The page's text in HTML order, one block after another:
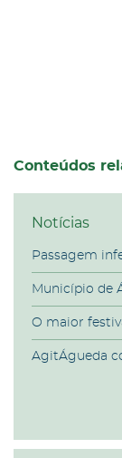
Conteúdos
Notícias
Passagem
Município de
O maior
AgitÁgueda